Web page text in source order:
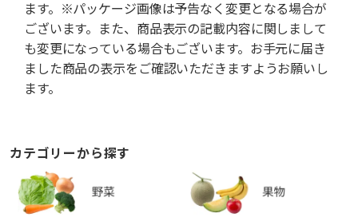
ます。※パッケージ画像は予告なく変更となる場合が
ございます。また、商品表示の記載内容に関しまして
も変更になっている場合もございます。お手元に届き
ました商品の表示をご確認いただきますようお願いし
ます。
カテゴリーから探す